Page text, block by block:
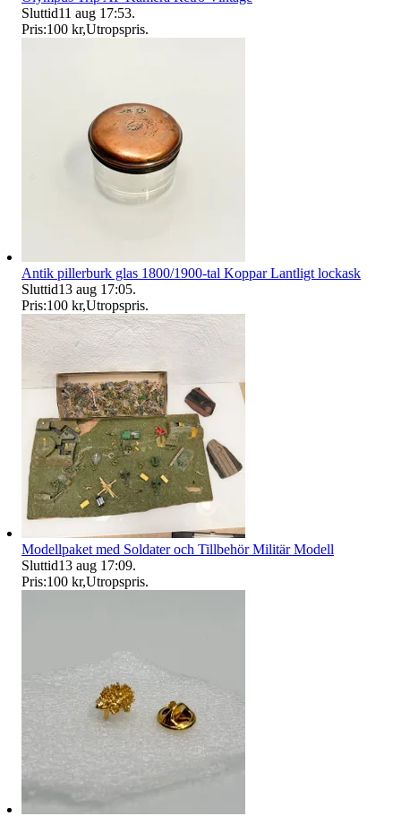
Sluttid11 aug 17:53.
Pris:100 kr,Utropspris.
Antik pillerburk glas 1800/1900-tal Koppar Lantligt lockask
Sluttid13 aug 17:05.
Pris:100 kr,Utropspris.
Modellpaket med Soldater och Tillbehör Militär Modell
Sluttid13 aug 17:09.
Pris:100 kr,Utropspris.